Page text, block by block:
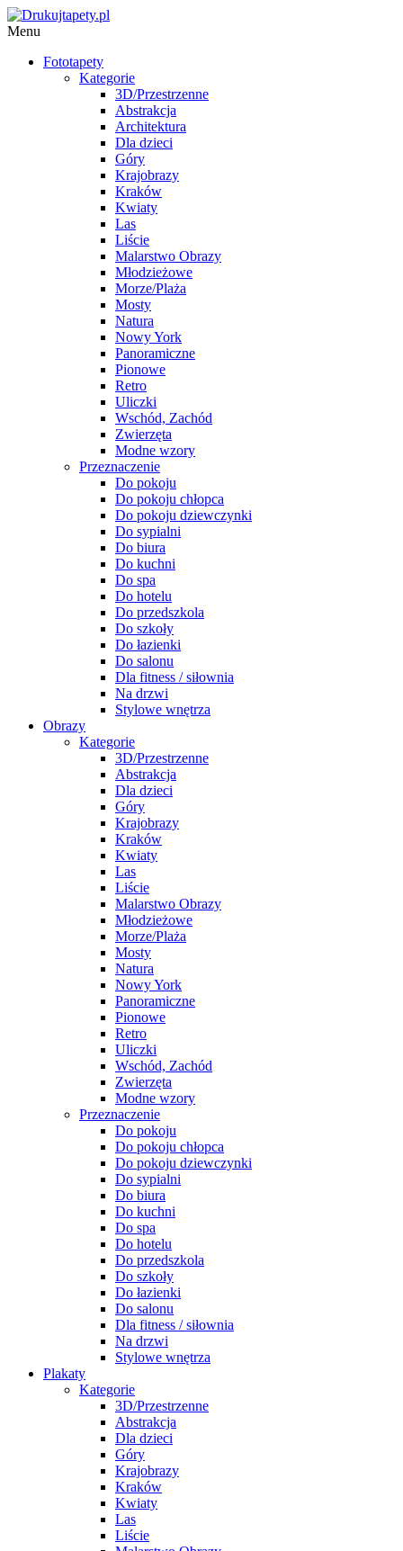
Menu
Fototapety
Kategorie
3D/Przestrzenne
Abstrakcja
Architektura
Dla dzieci
Góry
Krajobrazy
Kraków
Kwiaty
Las
Liście
Malarstwo Obrazy
Młodzieżowe
Morze/Plaża
Mosty
Natura
Nowy York
Panoramiczne
Pionowe
Retro
Uliczki
Wschód, Zachód
Zwierzęta
Modne wzory
Przeznaczenie
Do pokoju
Do pokoju chłopca
Do pokoju dziewczynki
Do sypialni
Do biura
Do kuchni
Do spa
Do hotelu
Do przedszkola
Do szkoły
Do łazienki
Do salonu
Dla fitness / siłownia
Na drzwi
Stylowe wnętrza
Obrazy
Kategorie
3D/Przestrzenne
Abstrakcja
Dla dzieci
Góry
Krajobrazy
Kraków
Kwiaty
Las
Liście
Malarstwo Obrazy
Młodzieżowe
Morze/Plaża
Mosty
Natura
Nowy York
Panoramiczne
Pionowe
Retro
Uliczki
Wschód, Zachód
Zwierzęta
Modne wzory
Przeznaczenie
Do pokoju
Do pokoju chłopca
Do pokoju dziewczynki
Do sypialni
Do biura
Do kuchni
Do spa
Do hotelu
Do przedszkola
Do szkoły
Do łazienki
Do salonu
Dla fitness / siłownia
Na drzwi
Stylowe wnętrza
Plakaty
Kategorie
3D/Przestrzenne
Abstrakcja
Dla dzieci
Góry
Krajobrazy
Kraków
Kwiaty
Las
Liście